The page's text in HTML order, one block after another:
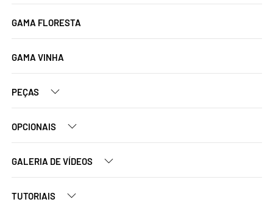
GAMA FLORESTA
GAMA VINHA
PEÇAS
OPCIONAIS
GALERIA DE VÍDEOS
TUTORIAIS